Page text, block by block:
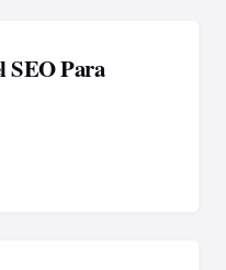
SEO Para